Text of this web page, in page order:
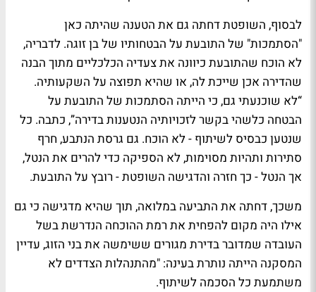
לבסוף, השופטת דחתה גם את הטענה שהיתה כאן
"הסתמכות" של התובעת על הבטחותיו של בן זוגה. לדבריה,
לא הוכח שהתובעת כיוונה את צעדיה הכלכליים מתוך הבנה
שהדירה אכן שייכת לה, או שהיא תפוצה על השקעותיה.
“לא שוכנעתי גם, כי הייתה הסתמכות של התובעת על
הבטחה כלשהי בקשר לזכויותיה הנטענות בדירה”, כתבה. כל
שנטען כבסיס לשיתוף - לא הוכח. גם גרסת הנתבע, חרף
סתירות ותהיות מסוימות, לא הספיקה כדי להרים את הנטל,
אך הנטל - כך חזרה והדגישה השופטת - רובץ על התובעת.
משכך, דחתה את התביעה במלואה, תוך שהיא מדגישה כי גם
אילו היה מקום להפחית את רמת ההוכחה הנדרשת בשל
העובדה שמדובר בדירת מגורים ששימשה את בני הזוג, עדיין
המסקנה הייתה נותרת בעינה: "מהתנהלות הצדדים לא
משתמעת כל הסכמה לשיתוף.